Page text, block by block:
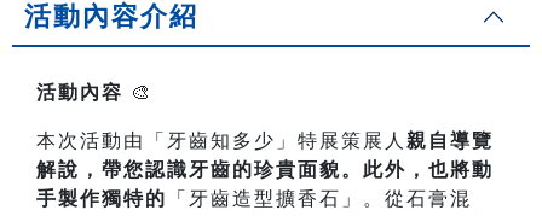
活動內容介紹
活動內容 🎨
本次活動由「牙齒知多少」特展策展人 親自導覽
解說，帶您認識牙齒的珍貴面貌。此外，也將動
手製作獨特的
「牙齒造型擴香石」。從石膏混